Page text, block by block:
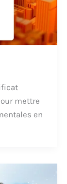
mettre
en